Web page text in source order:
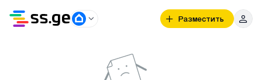
Разместить